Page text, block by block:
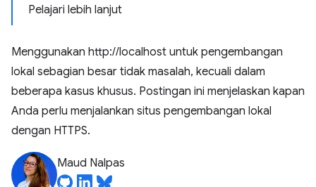
Pelajari lebih lanjut
Menggunakan http://localhost untuk pengembangan
lokal sebagian besar tidak masalah, kecuali dalam
beberapa kasus khusus. Postingan ini menjelaskan kapan
Anda perlu menjalankan situs pengembangan lokal
dengan HTTPS.
Maud Nalpas